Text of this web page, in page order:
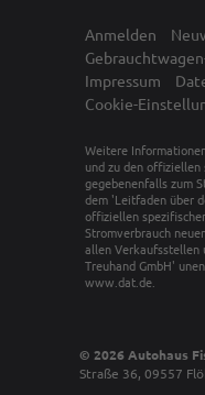
Anmelden
Impressum
Cookie-
Weitere
und zu den offiziellen
gegebenenfalls zum
dem 'Leitfaden über
offiziellen
Stromverbrauch
allen Verkaufsstellen
Treuhand GmbH'
www.dat.de.
© 2026 Autohaus
Straße 36, 09557